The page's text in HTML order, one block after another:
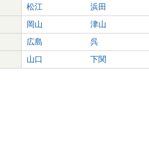
松江 浜田
岡山 津山
広島 呉
山口 下関